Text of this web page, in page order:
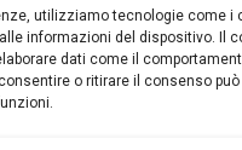
utilizziamo tecnologie come i
informazioni del dispositivo. Il
dati come il
o ritirare il consenso
da semplice liquidazione
a rafforzare il futuro
si impone sarà quella dei